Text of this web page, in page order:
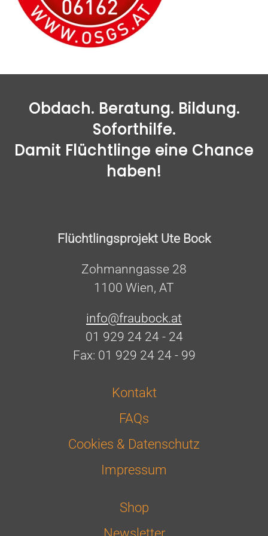
Obdach. Beratung. Bildung.
Soforthilfe.
Damit Flüchtlinge eine Chance
haben!
Flüchtlingsprojekt Ute Bock
Zohmanngasse 28
1100 Wien, AT
info@fraubock.at
01 929 24 24 - 24
Fax: 01 929 24 24 - 99
Kontakt
FAQs
Cookies & Datenschutz
Impressum
Shop